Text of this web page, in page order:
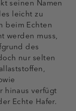
seinen Namen
leicht zu
beim Echten
werden muss,
des
nur selten
hinaus verfügt
Echte Hafer.